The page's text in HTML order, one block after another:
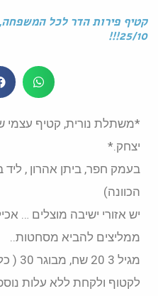
קטיף פירות הדר לכל
25/10!!!
*משתלת נורית, קטיף עצמי
יצחק.*
בעמק חפר, ביתן אהרון , ליד
הכוונה)
יש אזורי ישיבה מוצלים …
ממליצים להביא מסחטות..
לקטוף ולקחת ללא עלות